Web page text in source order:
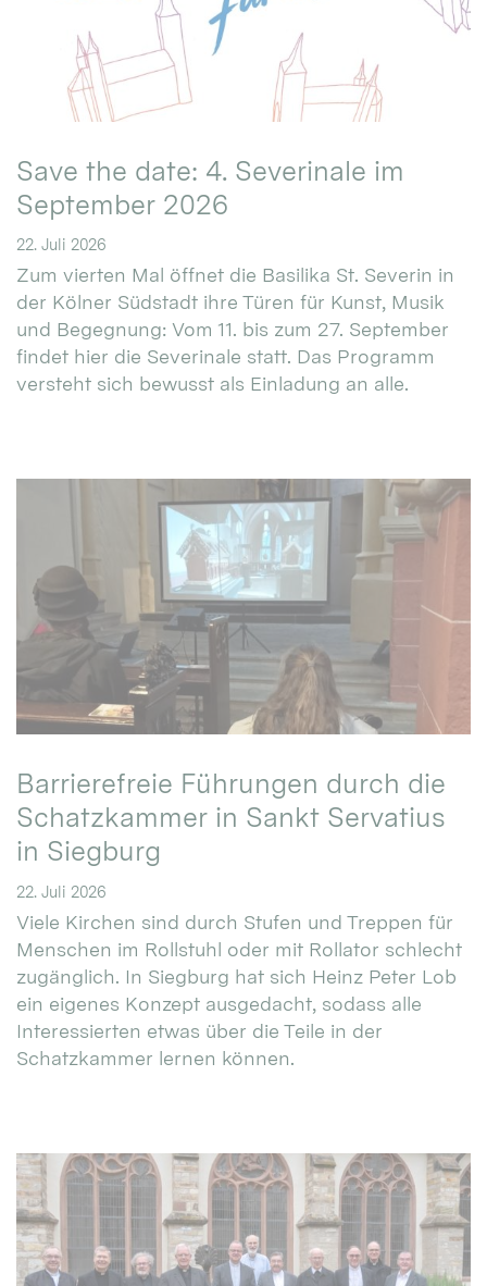
Save the date: 4. Severinale im
September 2026
22. Juli 2026
Zum vierten Mal öffnet die Basilika St. Severin in
der Kölner Südstadt ihre Türen für Kunst, Musik
und Begegnung: Vom 11. bis zum 27. September
findet hier die Severinale statt. Das Programm
versteht sich bewusst als Einladung an alle.
Barrierefreie Führungen durch die
Schatzkammer in Sankt Servatius
in Siegburg
22. Juli 2026
Viele Kirchen sind durch Stufen und Treppen für
Menschen im Rollstuhl oder mit Rollator schlecht
zugänglich. In Siegburg hat sich Heinz Peter Lob
ein eigenes Konzept ausgedacht, sodass alle
Interessierten etwas über die Teile in der
Schatzkammer lernen können.